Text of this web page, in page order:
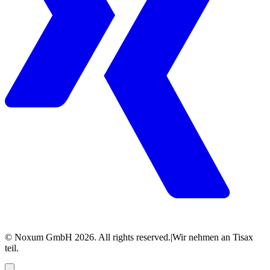
© Noxum GmbH 2026. All rights reserved.|Wir nehmen an Tisax
teil.